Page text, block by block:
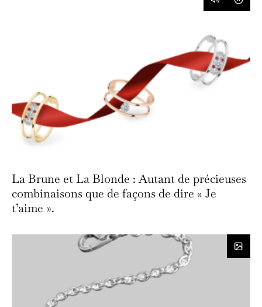
La Brune et La Blonde : Autant de précieuses
combinaisons que de façons de dire « Je
t’aime ».